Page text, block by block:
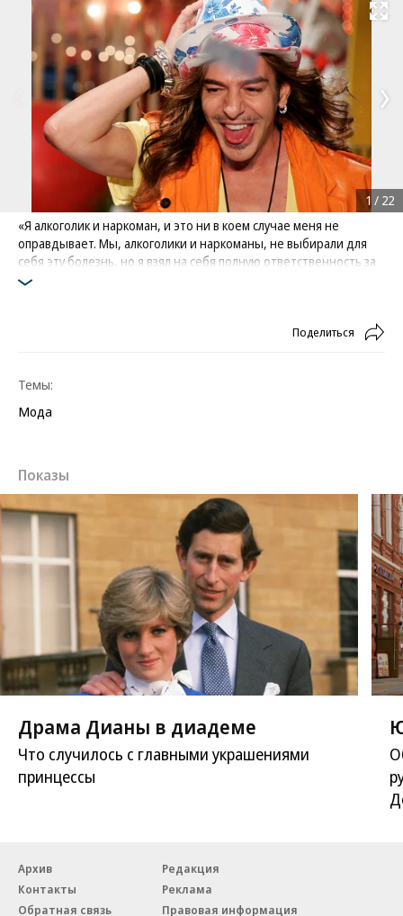
Развернуть
«Я алкоголик и наркоман, и это ни в коем случае меня не
оправдывает. Мы, алкоголики и наркоманы, не выбирали для
себя эту болезнь, но я взял на себя полную ответственность за
нее и за свое восстановление»
1/ 22
Поделиться
Темы:
Мода
Показы
Драма Дианы в диадеме
Что случилось с главными украшениями
принцессы
Архив
Редакция
Контакты
Реклама
Обратная связь
Правовая информация